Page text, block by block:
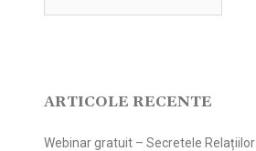
ARTICOLE RECENTE
Webinar gratuit – Secretele Relațiilor